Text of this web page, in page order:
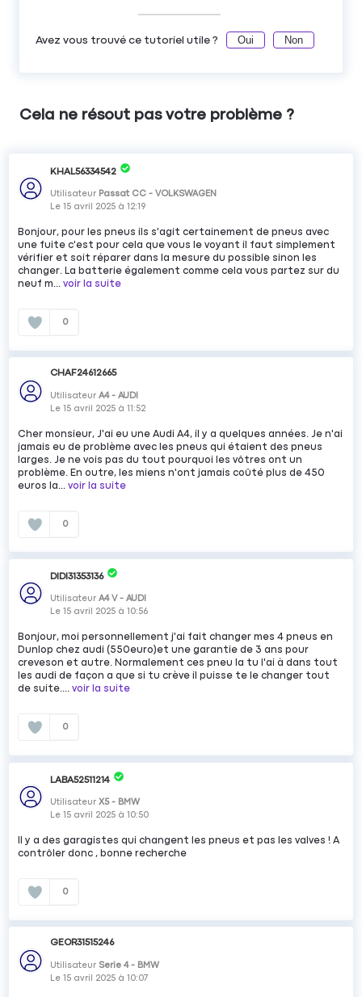
Avez vous trouvé ce tutoriel utile ? Oui Non
Cela ne résout pas votre problème ?
KHAL56334542
Utilisateur Passat CC - VOLKSWAGEN
Le15 avril 2025 à12:19
Bonjour, pour les pneus ils s'agit certainement de pneus avec
une fuite c'est pour cela que vous le voyant il faut simplement
vérifier et soit réparer dans la mesure du possible sinon les
changer. La batterie également comme cela vous partez sur du
neuf m...voir la suite
0
CHAF24612665
UtilisateurA4 - AUDI
Le15 avril 2025 à11:52
Cher monsieur, J'ai eu une Audi A4, il y a quelques années. Je n'ai
jamais eu de problème avec les pneus qui étaient des pneus
larges. Je ne vois pas du tout pourquoi les vôtres ont un
problème. En outre, les miens n'ont jamais coûté plus de 450
euros la...voir la suite
0
DIDI31353136
UtilisateurA4 V - AUDI
Le15 avril 2025 à10:56
Bonjour, moi personnellement j'ai fait changer mes 4 pneus en
Dunlop chez audi (550euro)et une garantie de 3 ans pour
creveson et autre. Normalement ces pneu la tu l'ai à dans tout
les audi de façon a que si tu crève il puisse te le changer tout
de suite....voir la suite
0
LABA52511214
UtilisateurX5 - BMW
Le15 avril 2025 à10:50
Il y a des garagistes qui changent les pneus et pas les valves ! A
contrôler donc , bonne recherche
0
GEOR31515246
Utilisateur Serie 4 - BMW
Le15 avril 2025 à10:07